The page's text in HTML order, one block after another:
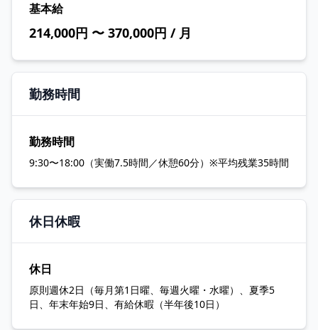
基本給
214,000円 〜 370,000円 / 月
勤務時間
勤務時間
9:30〜18:00（実働7.5時間／休憩60分）※平均残業35時間
休日休暇
休日
原則週休2日（毎月第1日曜、毎週火曜・水曜）、夏季5
日、年末年始9日、有給休暇（半年後10日）